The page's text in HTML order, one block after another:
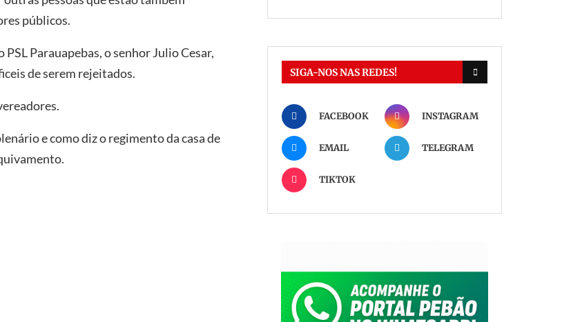
públicos.
Parauapebas, o senhor Julio Cesar,
de serem rejeitados.
e como diz o regimento da casa de
SIGA-NOS NAS REDES!
FACEBOOK INSTAGRAM
EMAIL TELEGRAM
TIKTOK